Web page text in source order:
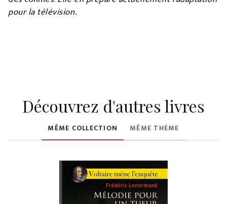
pour la télévision.
Découvrez d'autres livres
MÊME COLLECTION MÊME THÈME